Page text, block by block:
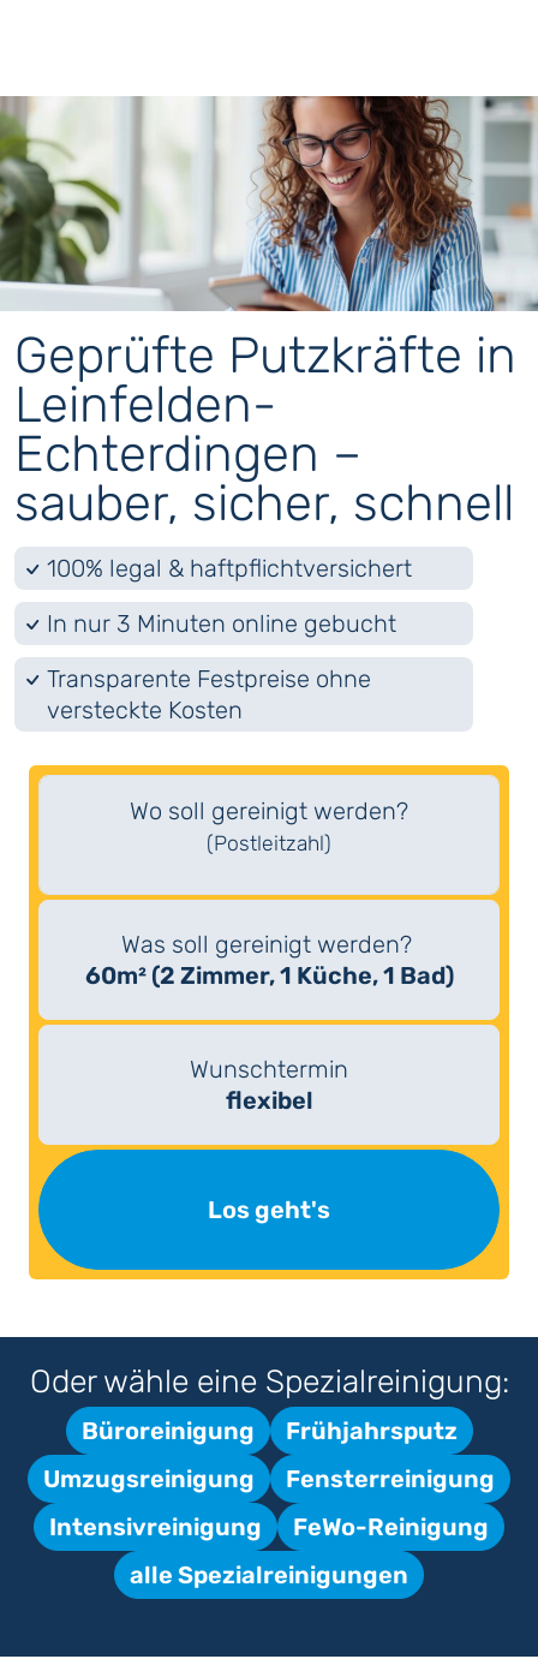
Geprüfte Putzkräfte in
Leinfelden-
Echterdingen –
sauber, sicher, schnell
100% legal & haftpflichtversichert
In nur 3 Minuten online gebucht
Transparente Festpreise ohne
versteckte Kosten
Wo soll gereinigt werden?
(Postleitzahl)
Was soll gereinigt werden?
60m² (2 Zimmer, 1 Küche, 1 Bad)
Wunschtermin
flexibel
Los geht's
Oder wähle eine Spezialreinigung:
Büroreinigung
Frühjahrsputz
Umzugsreinigung
Fensterreinigung
Intensivreinigung
FeWo-Reinigung
alle Spezialreinigungen